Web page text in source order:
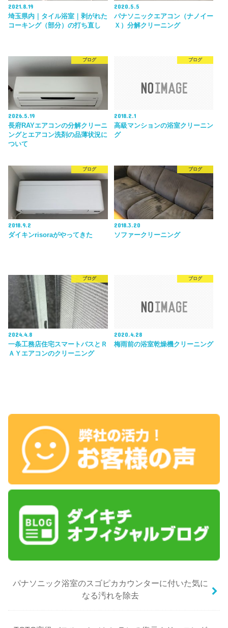
2021.8.19
埼玉県内｜タイル浴室｜剥がれた
コーキング（部分）の打ち直し
2020.5.5
パナソニックエアコン（ナノイー
Ｘ）分解クリーニング
ブログ
2026.5.19
長府RAYエアコンの分解クリーニ
ングとエアコン洗剤の品薄状況に
ついて
ブログ
2018.2.1
高級マンションの浴室クリーニン
グ
ブログ
2018.9.2
ダイキンrisoraがやってきた
ブログ
2018.3.20
ソファークリーニング
ブログ
2024.4.8
一条工務店住宅スマートバスとＲ
ＡＹエアコンのクリーニング
ブログ
2020.4.28
梅雨前の浴室乾燥機クリーニング
パナソニック浴室のスゴピカカウンターに付いた気に
なる汚れを除去